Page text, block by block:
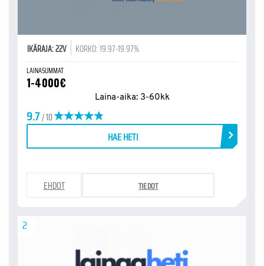
IKÄRAJA: 22V KORKO: 19.97-19.97%
LAINASUMMAT
1-4000€
Laina-aika: 3-60kk
9.7/ 10
EHDOT TIEDOT
HAE HETI
2